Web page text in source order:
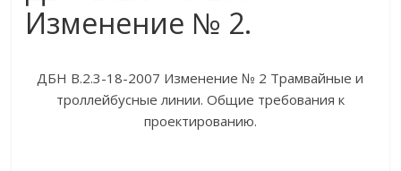
Изменение № 2.
ДБН В.2.3-18-2007 Изменение № 2 Трамвайные и
троллейбусные линии. Общие требования к
проектированию.